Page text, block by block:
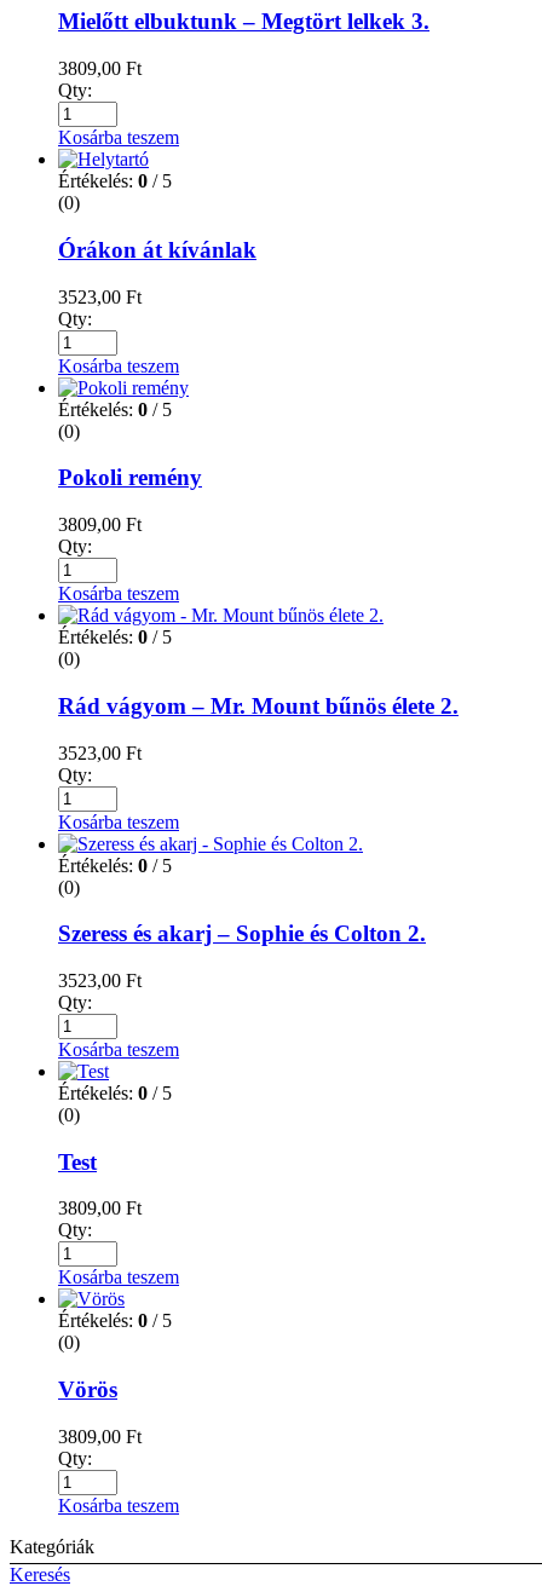
Mielőtt elbuktunk – Megtört lelkek 3.
3809,00 Ft
Qty:
Kosárba teszem
Értékelés: 0 / 5
(0)
Órákon át kívánlak
3523,00 Ft
Qty:
Kosárba teszem
Értékelés: 0 / 5
(0)
Pokoli remény
3809,00 Ft
Qty:
Kosárba teszem
Értékelés: 0 / 5
(0)
Rád vágyom – Mr. Mount bűnös élete 2.
3523,00 Ft
Qty:
Kosárba teszem
Értékelés: 0 / 5
(0)
Szeress és akarj – Sophie és Colton 2.
3523,00 Ft
Qty:
Kosárba teszem
Értékelés: 0 / 5
(0)
Test
3809,00 Ft
Qty:
Kosárba teszem
Értékelés: 0 / 5
(0)
Vörös
3809,00 Ft
Qty:
Kosárba teszem
Kategóriák
Keresés